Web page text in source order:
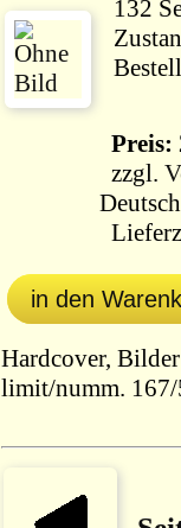
Preis:
zzgl.
in den
Hardcover,
limit/numm.